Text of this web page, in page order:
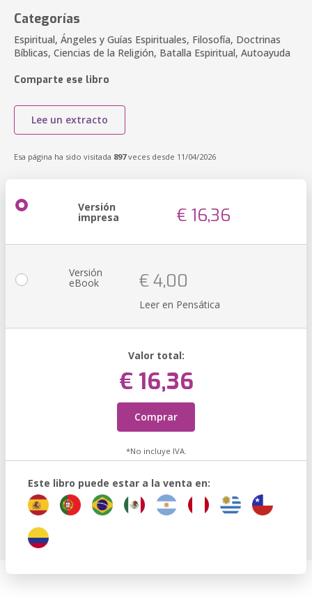
Categorías
Espiritual, Ángeles y Guías Espirituales, Filosofía, Doctrinas
Bíblicas, Ciencias de la Religión, Batalla Espiritual, Autoayuda
Comparte ese libro
Lee un extracto
Esa página ha sido visitada 897veces desde 11/04/2026
Versión
impresa € 16,36
Versión
eBook € 4,00
Leer en Pensática
Valor total:
€ 16,36
Comprar
*No incluye IVA.
Este libro puede estar a la venta en: